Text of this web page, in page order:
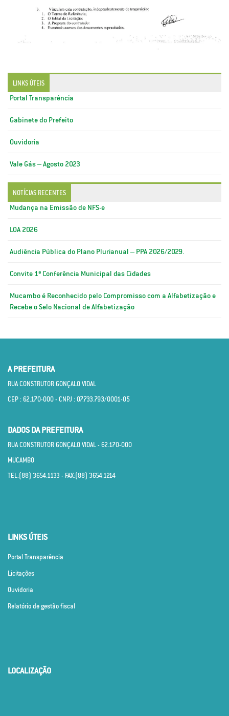
LINKS ÚTEIS
Portal Transparência
Gabinete do Prefeito
Ouvidoria
Vale Gás – Agosto 2023
NOTÍCIAS RECENTES
Mudança na Emissão de NFS-e
LOA 2026
Audiência Pública do Plano Plurianual – PPA 2026/2029.
Convite 1ª Conferência Municipal das Cidades
Mucambo é Reconhecido pelo Compromisso com a Alfabetização e
Recebe o Selo Nacional de Alfabetização
A PREFEITURA
RUA CONSTRUTOR GONÇALO VIDAL
CEP : 62.170­-000 - CNPJ : 07.733.793/0001­-05
DADOS DA PREFEITURA
RUA CONSTRUTOR GONÇALO VIDAL - 62.170­-000
MUCAMBO
TEL:(88) 3654.1133 - FAX:(88) 3654.1214
LINKS ÚTEIS
Portal Transparência
Licitações
Ouvidoria
Relatório de gestão fiscal
LOCALIZAÇÃO